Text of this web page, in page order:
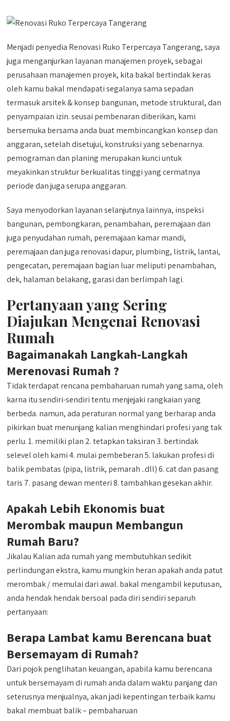
Menjadi penyedia Renovasi Ruko Terpercaya Tangerang, saya
juga menganjurkan layanan manajemen proyek, sebagai
perusahaan manajemen proyek, kita bakal bertindak keras
oleh kamu bakal mendapati segalanya sama sepadan
termasuk arsitek & konsep bangunan, metode struktural, dan
penyampaian izin. seusai pembenaran diberikan, kami
bersemuka bersama anda buat membincangkan konsep dan
anggaran, setelah disetujui, konstruksi yang sebenarnya.
pemograman dan planing merupakan kunci untuk
meyakinkan struktur berkualitas tinggi yang cermatnya
periode dan juga serupa anggaran.
Saya menyodorkan layanan selanjutnya lainnya, inspeksi
bangunan, pembongkaran, penambahan, peremajaan dan
juga penyudahan rumah, peremajaan kamar mandi,
peremajaan dan juga renovasi dapur, plumbing, listrik, lantai,
pengecatan, peremajaan bagian luar meliputi penambahan,
dek, halaman belakang, garasi dan berlimpah lagi.
Pertanyaan yang Sering
Diajukan Mengenai Renovasi
Rumah
Bagaimanakah Langkah-Langkah
Merenovasi Rumah ?
Tidak terdapat rencana pembaharuan rumah yang sama, oleh
karna itu sendiri-sendiri tentu menjejaki rangkaian yang
berbeda. namun, ada peraturan normal yang berharap anda
pikirkan buat menunjang kalian menghindari profesi yang tak
perlu. 1. memiliki plan 2. tetapkan taksiran 3. bertindak
selevel oleh kami 4. mulai pembeberan 5. lakukan profesi di
balik pembatas (pipa, listrik, pemarah ..dll) 6. cat dan pasang
taris 7. pasang dewan menteri 8. tambahkan gesekan akhir.
Apakah Lebih Ekonomis buat
Merombak maupun Membangun
Rumah Baru?
Jikalau Kalian ada rumah yang membutuhkan sedikit
perlindungan ekstra, kamu mungkin heran apakah anda patut
merombak / memulai dari awal. bakal mengambil keputusan,
anda hendak hendak bersoal pada diri sendiri separuh
pertanyaan:
Berapa Lambat kamu Berencana buat
Bersemayam di Rumah?
Dari pojok penglihatan keuangan, apabila kamu berencana
untuk bersemayam di rumah anda dalam waktu panjang dan
seterusnya menjualnya, akan jadi kepentingan terbaik kamu
bakal membuat balik – pembaharuan